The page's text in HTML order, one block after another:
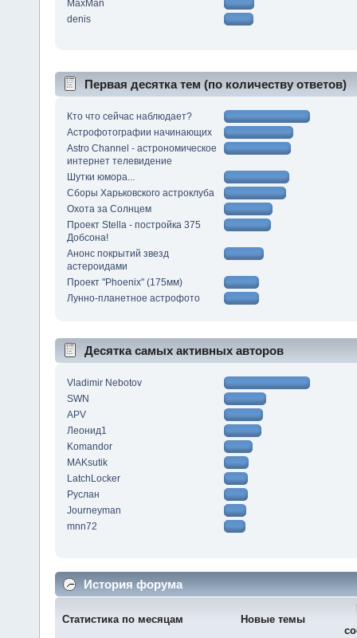
MaxMan
denis
Первая десятка тем (по количеству ответов)
Кто что сейчас наблюдает?
Астрофотографии начинающих
Astro Channel - астрономическое
интернет телевидение
Шутки юмора...
Сборы Харьковского астроклуба
Охота за Солнцем
Проект Stella - постройка 375
Добсона!
Анонс покрытий звезд
астероидами
Проект "Phoenix" (175мм)
Лунно-планетное астрофото
Десятка самых активных авторов
Vladimir Nebotov
SWN
APV
Леонид1
Komandor
MAKsutik
LatchLocker
Руслан
Journeyman
mnn72
История форума
Статистика по месяцам Новые темы